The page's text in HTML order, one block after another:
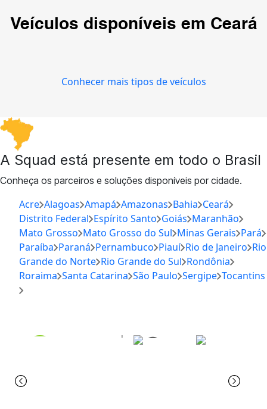
Veículos disponíveis em Ceará
Conhecer mais tipos de veículos
A Squad está presente em todo o Brasil
Conheça os parceiros e soluções disponíveis por cidade.
Acre Alagoas Amapá Amazonas Bahia Ceará
Distrito Federal Espírito Santo Goiás Maranhão
Mato Grosso Mato Grosso do Sul Minas Gerais Pará
Paraíba Paraná Pernambuco Piauí Rio de Janeiro Rio
Grande do Norte Rio Grande do Sul Rondônia
Roraima Santa Catarina São Paulo Sergipe Tocantins